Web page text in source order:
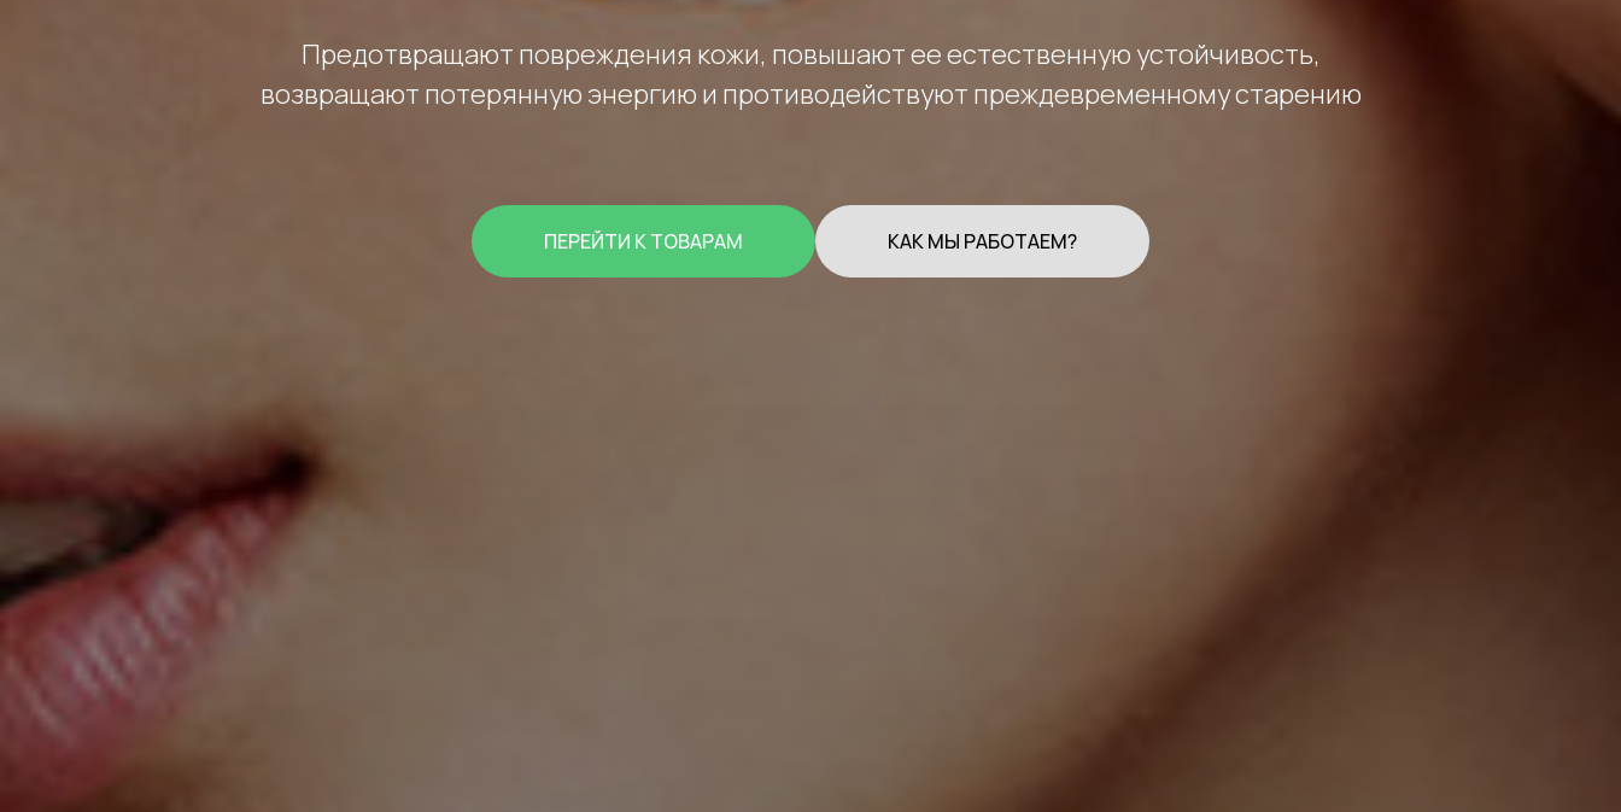
Предотвращают повреждения кожи, повышают ее естественную устойчивость,
возвращают потерянную энергию и противодействуют преждевременному старению
ПЕРЕЙТИ К ТОВАРАМ КАК МЫ РАБОТАЕМ?